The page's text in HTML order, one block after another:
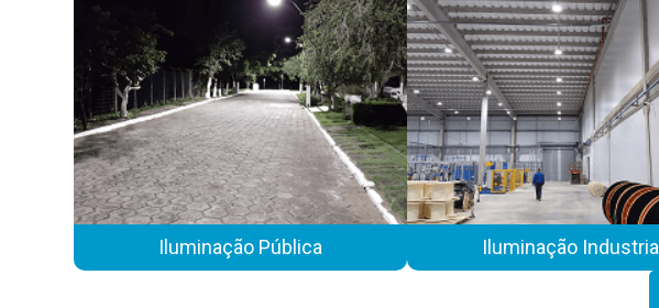
Iluminação Pública Iluminação Industrial